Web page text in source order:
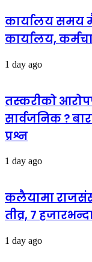
कार्यालय
कार्यालय,
1 day ago
तस्करीको
सार्वजनिक ?
प्रश्न
1 day ago
कलैयामा
तीव्र, ७
1 day ago